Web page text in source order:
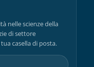
nelle scienze della
di settore
casella di posta.